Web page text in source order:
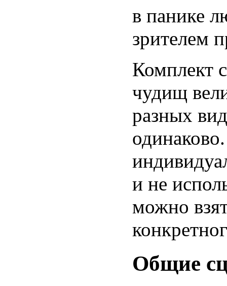
в панике
зрителем
Комплект
чудищ
разных
и не
можно
Общие